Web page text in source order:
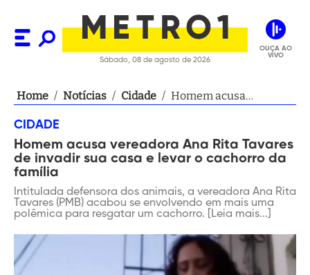
Sábado, 08 de agosto de 2026
OUÇA AO
VIVO
Home / Notícias / Cidade / Homem acusa
casa e levar o cachorro
da família
CIDADE
Homem acusa vereadora Ana Rita Tavares
de invadir sua casa e levar o cachorro da
família
Intitulada defensora dos animais, a vereadora Ana Rita
Tavares (PMB) acabou se envolvendo em mais uma
polêmica para resgatar um cachorro. [Leia mais...]